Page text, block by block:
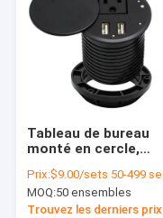
Tableau de bureau
monté en cercle,
électrique 12A
Prix:$9.00/sets 50-499 sets
MOQ:50 ensembles
Trouvez les derniers prix